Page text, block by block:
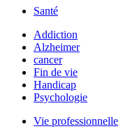
Santé
Addiction
Alzheimer
cancer
Fin de vie
Handicap
Psychologie
Vie professionnelle